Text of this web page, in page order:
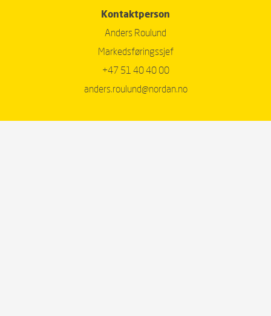
Kontaktperson
Anders Roulund
Markedsføringssjef
+47 51 40 40 00
anders.roulund@nordan.no